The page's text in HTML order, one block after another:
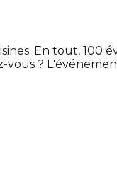
En tout, 100
vous ?